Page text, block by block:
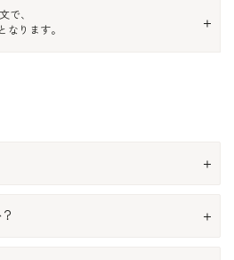
で、
なります。